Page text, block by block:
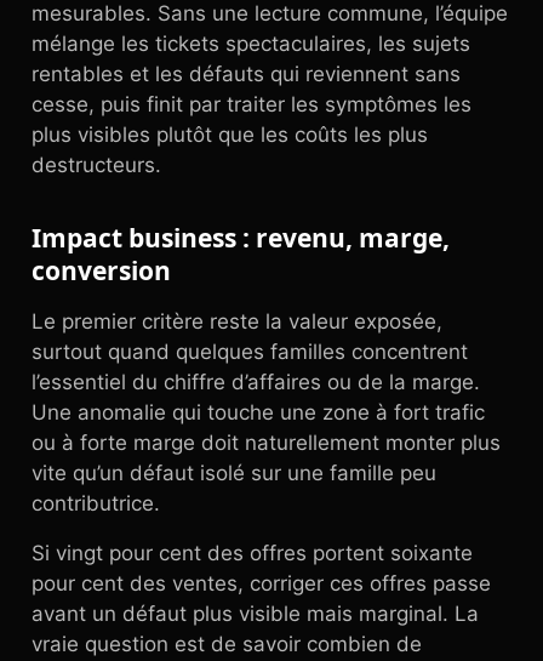
mesurables. Sans une lecture commune, l’équipe
mélange les tickets spectaculaires, les sujets
rentables et les défauts qui reviennent sans
cesse, puis finit par traiter les symptômes les
plus visibles plutôt que les coûts les plus
destructeurs.
Impact business : revenu, marge,
conversion
Le premier critère reste la valeur exposée,
surtout quand quelques familles concentrent
l’essentiel du chiffre d’affaires ou de la marge.
Une anomalie qui touche une zone à fort trafic
ou à forte marge doit naturellement monter plus
vite qu’un défaut isolé sur une famille peu
contributrice.
Si vingt pour cent des offres portent soixante
pour cent des ventes, corriger ces offres passe
avant un défaut plus visible mais marginal. La
vraie question est de savoir combien de